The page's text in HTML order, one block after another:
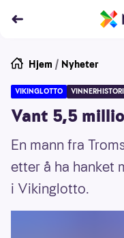
Hjem / Nyheter
VIKINGLOTTO
Vant 5,5
En mann fra
etter å ha hanket
i Vikinglotto.